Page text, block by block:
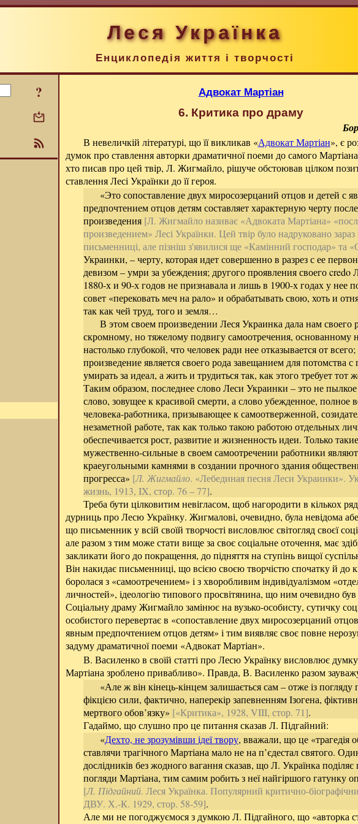
Леся Українка
Енциклопедія життя і творчості
? Адвокат Мартіан
6. Критика про драму
В невеличкій літературі, що її викликав «Адвокат Мартіан», є
думок про ставлення авторки драматичної поеми до самого
хто писав про цей твір, Л. Жигмайло, рішуче обстоював цілком
ставлення Лесі Українки до її героя.
«Это сопоставление двух миросозерцаний отцов и детей с
предпочтением отцов детям составляет характерную черту
произведения [Л. Жигмайло називає «Адвоката Мартіана»
произведением» Лесі Українки. Цей твір було надруковано зараз
письменниці, але пізніш з'явилися ще «Камінний господар» та
Украинки, – черту, которая идет совершенно в разрез с ее
девизом – умри за убеждения; другого проявления своего credo
1880-х и 90-х годов не признавала и лишь в 1900-х годах у нее
совет «перековать меч на рало» и обрабатывать свою, хоть и
так как чей труд, того и земля…
В этом своем произведении Леся Украинка дала нам своего
скромному, но тяжелому подвигу самоотречения, основанному
настолько глубокой, что человек ради нее отказывается от всего;
произведение является своего рода завещанием для потомства
умирать за идеал, а жить и трудиться так, как этого требует тот
Таким образом, последнее слово Леси Украинки – это не пылкое
слово, зовущее к красивой смерти, а слово убежденное, полное
человека-работника, призывающее к самоотверженной,
незаметной работе, так как только такою работою отдельных
обеспечивается рост, развитие и жизненность идеи. Только
мужественно-сильные в своем самоотречении работники
краеугольными камнями в создании прочного здания
прогресса» [Л. Жигмайло. «Лебединая песня Леси Украинки».
жизнь, 1913, IX, стор. 76 – 77].
Треба бути цілковитим невігласом, щоб нагородити в кількох
дурниць про Лесю Українку. Жигмалові, очевидно, була невідома
що письменник у всій своїй творчості висловлює світогляд своєї
але разом з тим може стати вище за своє соціальне оточення, має
закликати його до покращення, до підняття на ступінь вищої
Він накидає письменниці, що всією своєю творчістю спочатку й до
боролася з «самоотречением» і з хворобливим індивідуалізмом
личностей», ідеологію типового просвітянина, що ним очевидно був
Соціальну драму Жигмайло замінює на вузько-особисту, сутичку
особистого перевертає в «сопоставление двух миросозерцаний
явным предпочтением отцов детям» і тим виявляє своє повне
задуму драматичної поеми «Адвокат Мартіан».
В. Василенко в своїй статті про Лесю Українку висловлює
Мартіана зроблено привабливо». Правда, В. Василенко разом
«Але ж він кінець-кінцем залишається сам – отже із погляду
фікцією сили, фактично, наперекір запевненням Ізогена,
мертвого обов’язку» [«Критика», 1928, VIII, стор. 71].
Гадаймо, що слушно про це питання сказав Л. Підгайний:
«Дехто, не зрозумівши ідеї твору, вважали, що це «трагедія
ставлячи трагічного Мартіана мало не на п’єдестал святого.
дослідників без жодного вагання сказав, що Л. Українка поділяє
погляди Мартіана, тим самим робить з неї найгіршого гатунку
[Л. Підгайний. Леся Українка. Популярний критично-
ДВУ. Х.-К. 1929, стор. 58-59].
Але ми не погоджуємося з думкою Л. Підгайного, що «авторка